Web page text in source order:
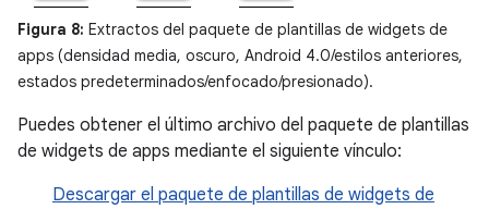
Figura 8: Extractos del paquete de plantillas de widgets de
apps (densidad media, oscuro, Android 4.0/estilos anteriores,
estados predeterminados/enfocado/presionado).
Puedes obtener el último archivo del paquete de plantillas
de widgets de apps mediante el siguiente vínculo:
Descargar el paquete de plantillas de widgets de